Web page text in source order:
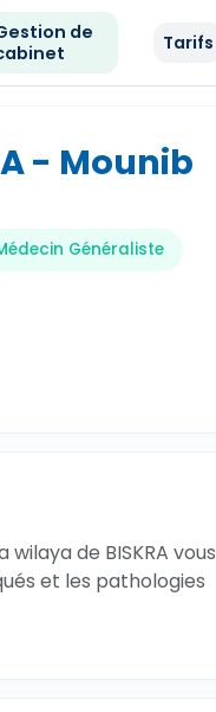
de
Tarifs
- Mounib
Généraliste
wilaya de BISKRA vous
et les pathologies